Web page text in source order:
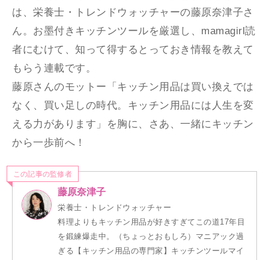
は、栄養士・トレンドウォッチャーの藤原奈津子さ
ん。お墨付きキッチンツールを厳選し、mamagirl読
者にむけて、知って得するとっておき情報を教えて
もらう連載です。
藤原さんのモットー「キッチン用品は買い換えでは
なく、買い足しの時代。キッチン用品には人生を変
える力があります」を胸に、さあ、一緒にキッチン
から一歩前へ！
この記事の監修者
藤原奈津子
栄養士・トレンドウォッチャー
料理よりもキッチン用品が好きすぎてこの道17年目
を鍛練爆走中。（ちょっとおもしろ）マニアック過
ぎる【キッチン用品の専門家】キッチンツールマイ